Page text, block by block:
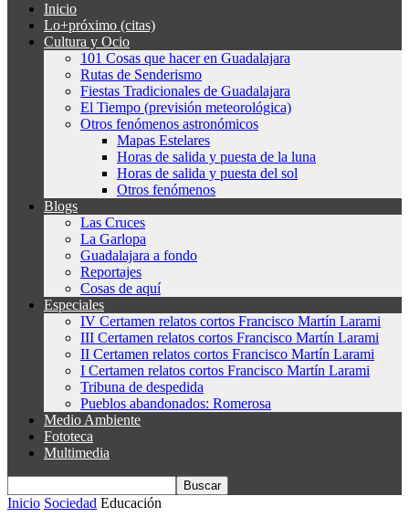
Inicio
Lo+próximo (citas)
Cultura y Ocio
101 Cosas que hacer en Guadalajara
Rutas de Senderismo
Fiestas Tradicionales de Guadalajara
El Tiempo (previsión meteorológica)
Otros fenómenos astronómicos
Mapas Estelares
Horas de salida y puesta de la luna
Horas de salida y puesta del sol
Otros fenómenos
Blogs
Las Cruces
La Garlopa
Guadalajara a fondo
Reportajes
Cosas de aquí
Especiales
IV Certamen relatos cortos Francisco Martín Larami
III Certamen relatos cortos Francisco Martín Larami
II Certamen relatos cortos Francisco Martín Larami
I Certamen relatos cortos Francisco Martín Larami
Tribuna de despedida
Pueblos abandonados: Romerosa
Medio Ambiente
Fototeca
Multimedia
Inicio Sociedad Educación